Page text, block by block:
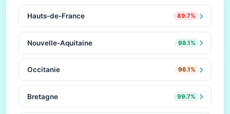
Hauts-de-France 89.7%
Nouvelle-Aquitaine 98.1%
Occitanie 96.1%
Bretagne 99.7%